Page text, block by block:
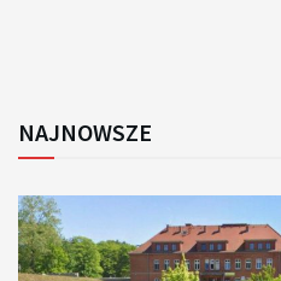
NAJNOWSZE